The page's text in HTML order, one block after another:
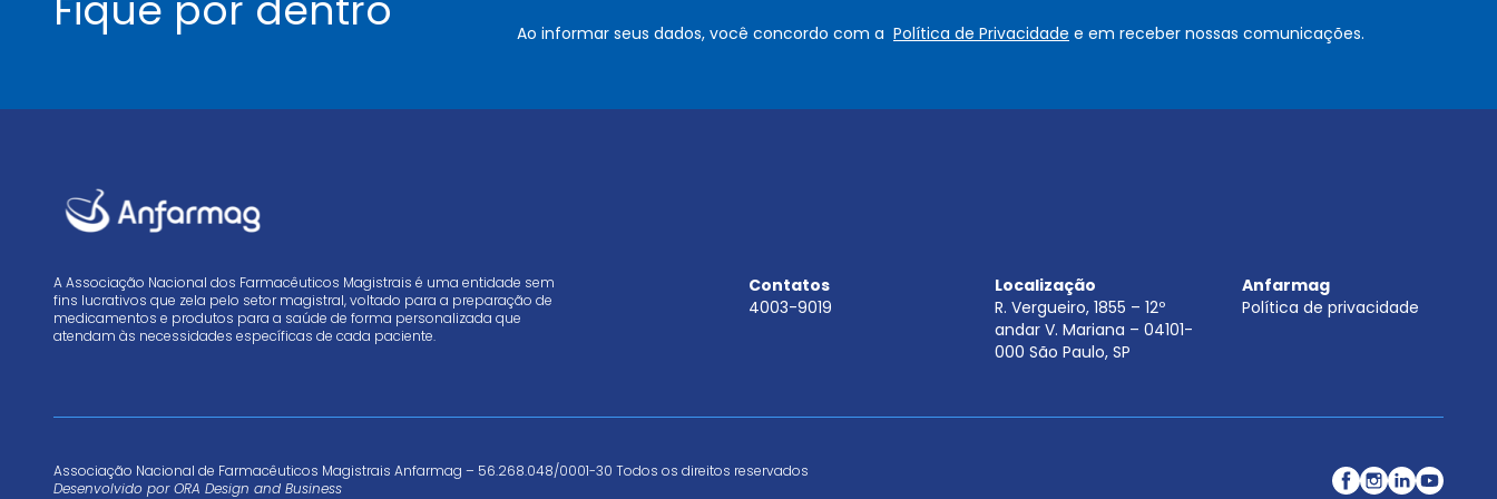
*
i
u
Ao informar seus dados, você concordo com a Política de Privacidade e em receber nossas comunicações.
A Associação Nacional dos Farmacêuticos Magistrais é uma entidade sem
fins lucrativos que zela pelo setor magistral, voltado para a preparação de
medicamentos e produtos para a saúde de forma personalizada que
atendam às necessidades específicas de cada paciente.
Contatos
4003-9019
Localização
R. Vergueiro, 1855 – 12º
andar V. Mariana – 04101-
000 São Paulo, SP
Anfarmag
Política de privacidade
Associação Nacional de Farmacêuticos Magistrais Anfarmag – 56.268.048/0001-30 Todos os direitos reservados
Desenvolvido porORA Design and Business